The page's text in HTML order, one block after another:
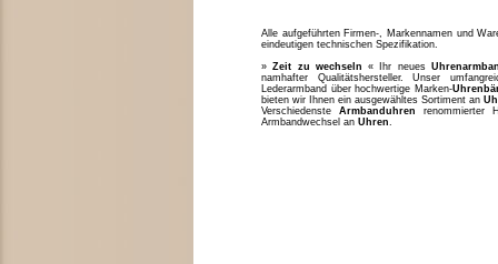
Alle aufgeführten Firmen-, Markennamen und
eindeutigen technischen Spezifikation.
»Zeit zu wechseln « Ihr neues
namhafter Qualitätshersteller. Unser
Lederarmband über hochwertige Marken-
bieten wir Ihnen ein ausgewähltes Sortiment an
Verschiedenste Armbanduhren renommierter
Armbandwechsel an Uhren.